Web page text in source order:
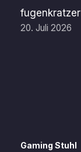
fugenkratzer
20. Juli 2026
Gaming Stuhl